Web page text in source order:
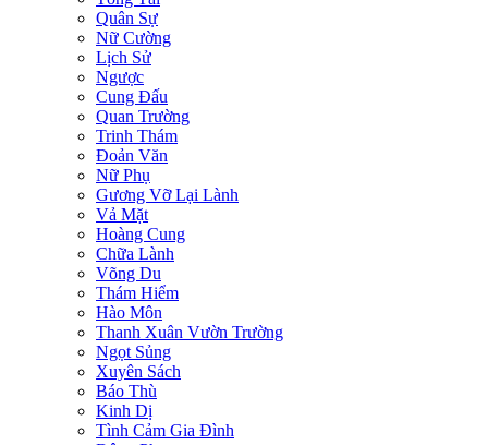
Quân Sự
Nữ Cường
Lịch Sử
Ngược
Cung Đấu
Quan Trường
Trinh Thám
Đoản Văn
Nữ Phụ
Gương Vỡ Lại Lành
Vả Mặt
Hoàng Cung
Chữa Lành
Võng Du
Thám Hiểm
Hào Môn
Thanh Xuân Vườn Trường
Ngọt Sủng
Xuyên Sách
Báo Thù
Kinh Dị
Tình Cảm Gia Đình